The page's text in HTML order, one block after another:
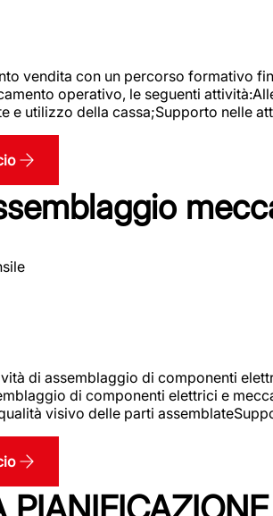
vendita con un percorso formativo
operativo, le seguenti
e utilizzo della cassa;Supporto nelle
di assemblaggio di componenti
di componenti elettrici e
visivo delle parti